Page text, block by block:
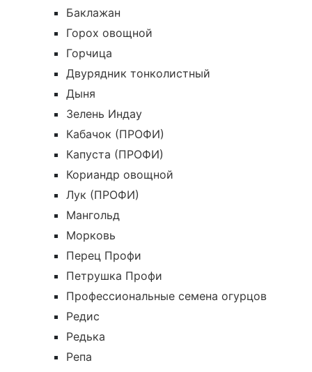
Баклажан
Горох овощной
Горчица
Двурядник тонколистный
Дыня
Зелень Индау
Кабачок (ПРОФИ)
Капуста (ПРОФИ)
Кориандр овощной
Лук (ПРОФИ)
Мангольд
Морковь
Перец Профи
Петрушка Профи
Профессиональные семена огурцов
Редис
Редька
Репа